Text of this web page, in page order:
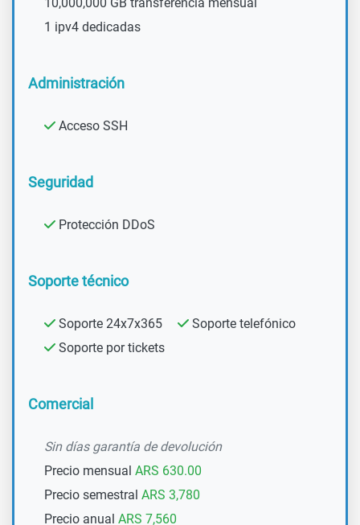
10,000,000 GB transferencia mensual
1 ipv4 dedicadas
Administración
Acceso SSH
Seguridad
Protección DDoS
Soporte técnico
Soporte 24x7x365
Soporte telefónico
Soporte por tickets
Comercial
Sin días garantía de devolución
Precio mensual ARS 630.00
Precio semestral ARS 3,780
Precio anual ARS 7,560